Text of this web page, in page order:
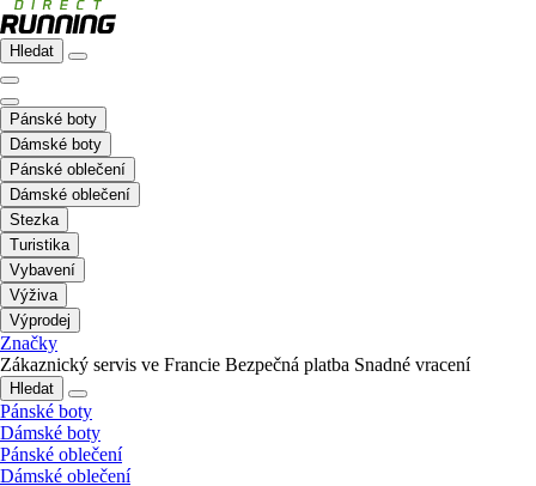
Hledat
Pánské boty
Dámské boty
Pánské oblečení
Dámské oblečení
Stezka
Turistika
Vybavení
Výživa
Výprodej
Značky
Zákaznický servis ve Francie Bezpečná platba Snadné vracení
Hledat
Pánské boty
Dámské boty
Pánské oblečení
Dámské oblečení